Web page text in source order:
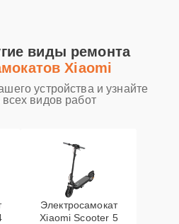
виды ремонта
Xiaomi
устройства и узнайте
всех видов работ
Электросамокат
Xiaomi Scooter 5